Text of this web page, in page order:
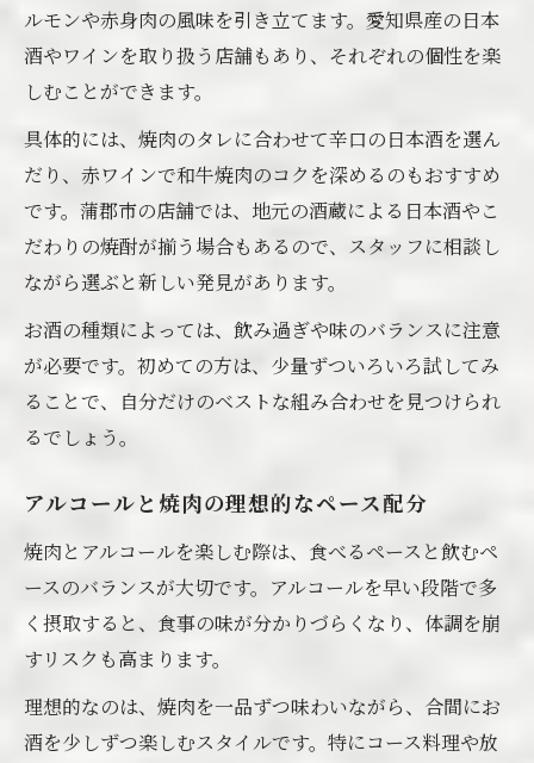
ルモンや赤身肉の風味を引き立てます。愛知県産の日本
酒やワインを取り扱う店舗もあり、それぞれの個性を楽
しむことができます。
具体的には、焼肉のタレに合わせて辛口の日本酒を選ん
だり、赤ワインで和牛焼肉のコクを深めるのもおすすめ
です。蒲郡市の店舗では、地元の酒蔵による日本酒やこ
だわりの焼酎が揃う場合もあるので、スタッフに相談し
ながら選ぶと新しい発見があります。
お酒の種類によっては、飲み過ぎや味のバランスに注意
が必要です。初めての方は、少量ずついろいろ試してみ
ることで、自分だけのベストな組み合わせを見つけられ
るでしょう。
アルコールと焼肉の理想的なペース配分
焼肉とアルコールを楽しむ際は、食べるペースと飲むペ
ースのバランスが大切です。アルコールを早い段階で多
く摂取すると、食事の味が分かりづらくなり、体調を崩
すリスクも高まります。
理想的なのは、焼肉を一品ずつ味わいながら、合間にお
酒を少しずつ楽しむスタイルです。特にコース料理や放